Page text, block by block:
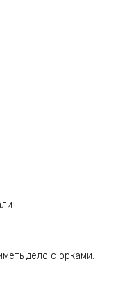
дело с орками.